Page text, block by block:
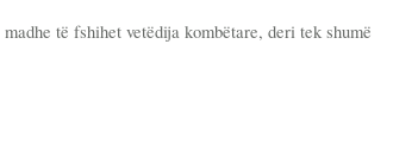
të fshihet vetëdija kombëtare, deri tek shumë